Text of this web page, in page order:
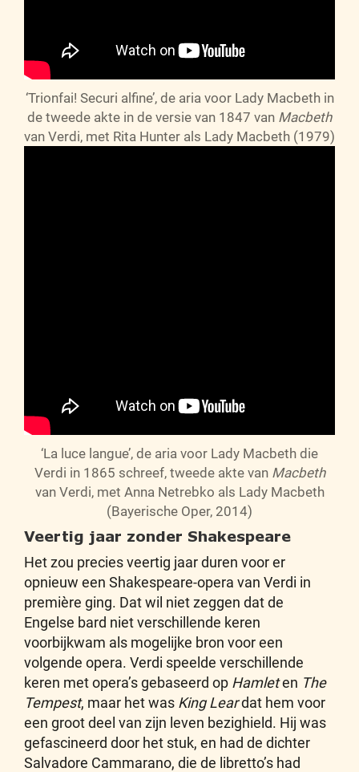
‘Trionfai! Securi alfine’, de aria voor Lady Macbeth in
de tweede akte in de versie van 1847 van Macbeth
van Verdi, met Rita Hunter als Lady Macbeth (1979)
‘La luce langue’, de aria voor Lady Macbeth die
Verdi in 1865 schreef, tweede akte van Macbeth
van Verdi, met Anna Netrebko als Lady Macbeth
(Bayerische Oper, 2014)
Veertig jaar zonder Shakespeare
Het zou precies veertig jaar duren voor er
opnieuw een Shakespeare-opera van Verdi in
première ging. Dat wil niet zeggen dat de
Engelse bard niet verschillende keren
voorbijkwam als mogelijke bron voor een
volgende opera. Verdi speelde verschillende
keren met opera’s gebaseerd op Hamleten The
Tempest, maar het was King Leardat hem voor
een groot deel van zijn leven bezighield. Hij was
gefascineerd door het stuk, en had de dichter
Salvadore Cammarano, die de libretto’s had